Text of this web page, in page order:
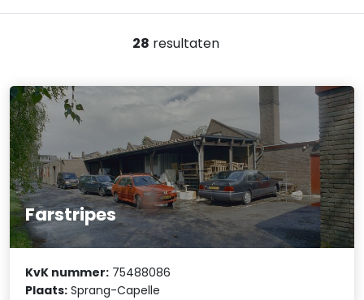
28 resultaten
Farstripes
KvK nummer: 75488086
Plaats: Sprang-Capelle